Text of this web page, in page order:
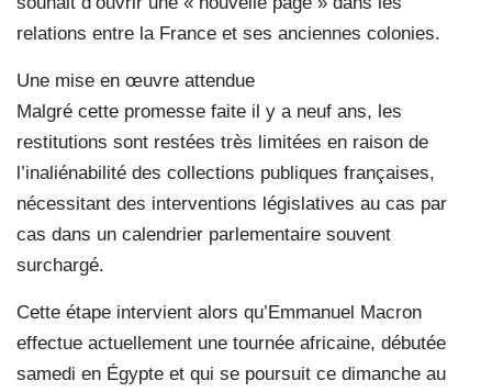
relations entre la France et ses anciennes colonies.
Une mise en œuvre attendue
Malgré cette promesse faite il y a neuf ans, les
restitutions sont restées très limitées en raison de
l’inaliénabilité des collections publiques françaises,
nécessitant des interventions législatives au cas par
cas dans un calendrier parlementaire souvent
surchargé.
Cette étape intervient alors qu’Emmanuel Macron
effectue actuellement une tournée africaine, débutée
samedi en Égypte et qui se poursuit ce dimanche au